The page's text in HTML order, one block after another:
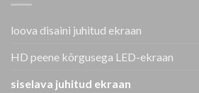
loova disaini juhitud ekraan
HD peene kõrgusega LED-ekraan
siselava juhitud ekraan